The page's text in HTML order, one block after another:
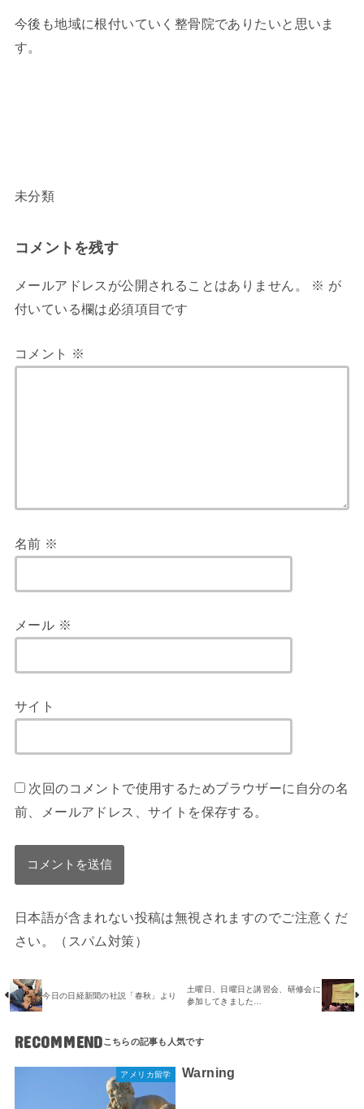
今後も地域に根付いていく整骨院でありたいと思いま
す。
未分類
コメントを残す
メールアドレスが公開されることはありません。 ※ が
付いている欄は必須項目です
コメント ※
名前 ※
メール ※
サイト
次回のコメントで使用するためブラウザーに自分の名
前、メールアドレス、サイトを保存する。
日本語が含まれない投稿は無視されますのでご注意くだ
さい。（スパム対策）
今日の日経新聞の社説「春秋」より
土曜日、日曜日と講習会、研修会に
参加してきました…
RECOMMEND
アメリカ留学 Warning